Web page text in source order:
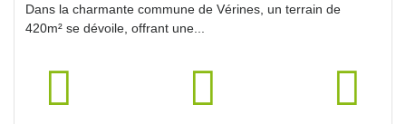
Dans la charmante commune de Vérines, un terrain de
420m² se dévoile, offrant une...